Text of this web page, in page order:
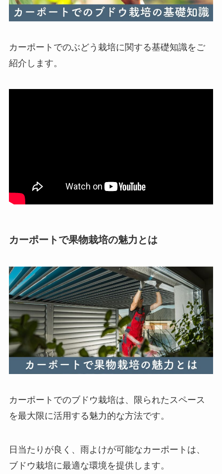
カーポートでのぶどう栽培に関する基礎知識をご
紹介します。
カーポートで果物栽培の魅力とは
カーポートでのブドウ栽培は、限られたスペース
を最大限に活用する魅力的な方法です。
日当たりが良く、雨よけが可能なカーポートは、
ブドウ栽培に最適な環境を提供します。